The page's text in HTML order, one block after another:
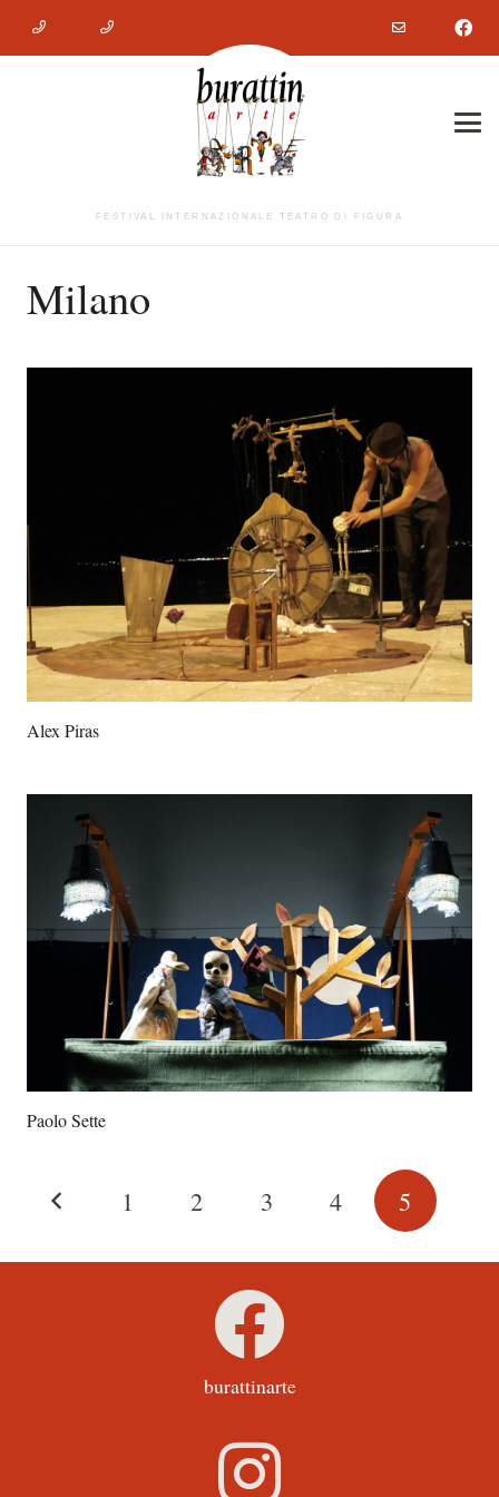
FESTIVAL INTERNAZIONALE TEATRO DI FIGURA
Milano
Alex Piras
Paolo Sette
1 2 3 4 5
burattinarte